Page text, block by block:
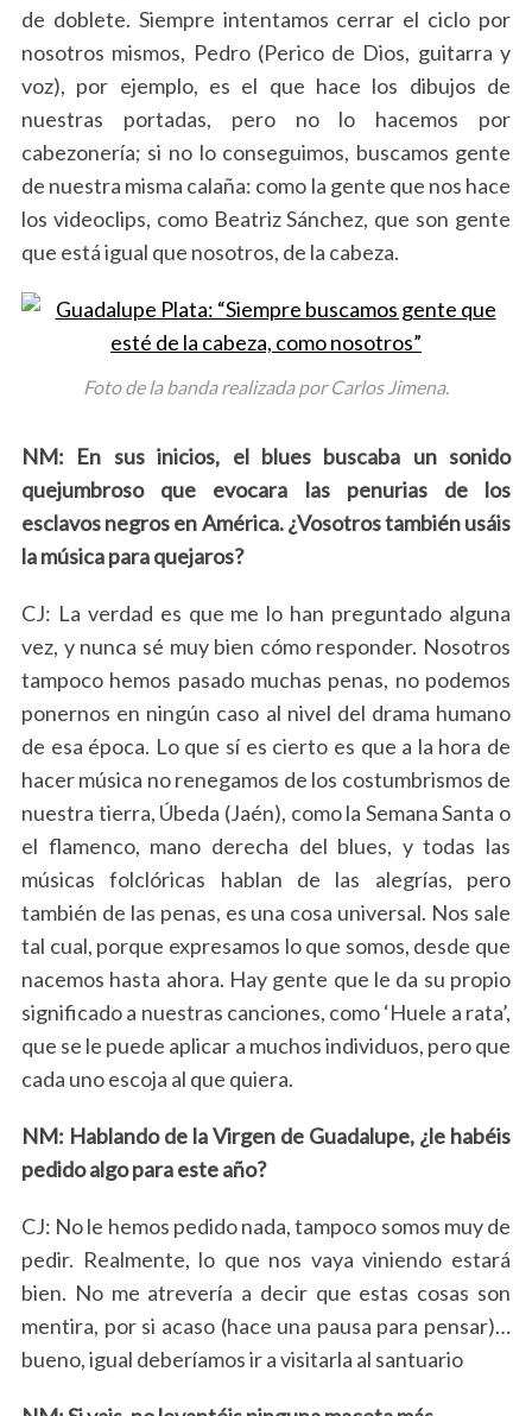
de doblete. Siempre intentamos cerrar el ciclo por
nosotros mismos, Pedro (Perico de Dios, guitarra y
voz), por ejemplo, es el que hace los dibujos de
nuestras portadas, pero no lo hacemos por
cabezonería; si no lo conseguimos, buscamos gente
de nuestra misma calaña: como la gente que nos hace
los videoclips, como Beatriz Sánchez, que son gente
que está igual que nosotros, de la cabeza.
Foto de la banda realizada por Carlos Jimena.
NM: En sus inicios, el blues buscaba un sonido
quejumbroso que evocara las penurias de los
esclavos negros en América. ¿Vosotros también usáis
la música para quejaros?
CJ: La verdad es que me lo han preguntado alguna
vez, y nunca sé muy bien cómo responder. Nosotros
tampoco hemos pasado muchas penas, no podemos
ponernos en ningún caso al nivel del drama humano
de esa época. Lo que sí es cierto es que a la hora de
hacer música no renegamos de los costumbrismos de
nuestra tierra, Úbeda (Jaén), como la Semana Santa o
el flamenco, mano derecha del blues, y todas las
músicas folclóricas hablan de las alegrías, pero
también de las penas, es una cosa universal. Nos sale
tal cual, porque expresamos lo que somos, desde que
nacemos hasta ahora. Hay gente que le da su propio
significado a nuestras canciones, como ‘Huele a rata’,
que se le puede aplicar a muchos individuos, pero que
cada uno escoja al que quiera.
NM: Hablando de la Virgen de Guadalupe, ¿le habéis
pedido algo para este año?
CJ: No le hemos pedido nada, tampoco somos muy de
pedir. Realmente, lo que nos vaya viniendo estará
bien. No me atrevería a decir que estas cosas son
mentira, por si acaso (hace una pausa para pensar)…
bueno, igual deberíamos ir a visitarla al santuario